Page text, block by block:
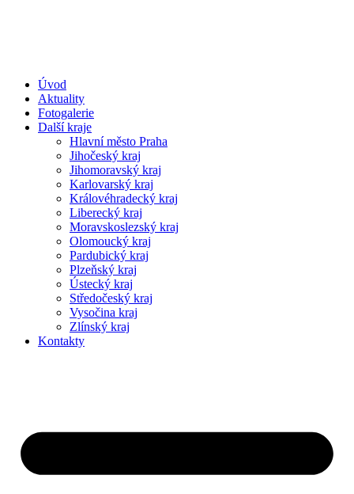
Úvod
Aktuality
Fotogalerie
Další kraje
Hlavní město Praha
Jihočeský kraj
Jihomoravský kraj
Karlovarský kraj
Královéhradecký kraj
Liberecký kraj
Moravskoslezský kraj
Olomoucký kraj
Pardubický kraj
Plzeňský kraj
Ústecký kraj
Středočeský kraj
Vysočina kraj
Zlínský kraj
Kontakty